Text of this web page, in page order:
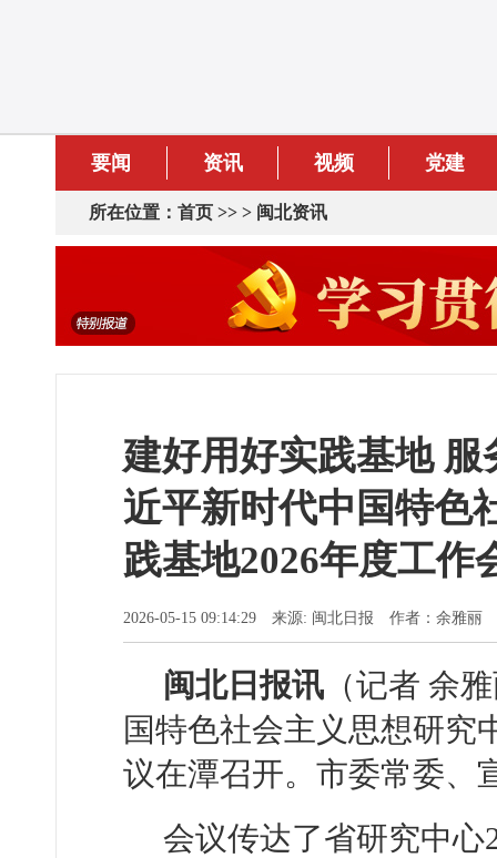
要闻 资讯 视频 党建
所在位置： 首页 >> > 闽北资讯
建好用好实践基地
近平新时代中国特色
践基地2026年度工作
2026-05-15 09:14:29 来源: 闽北日报 作者：余雅丽
闽北日报讯 （记者 余
国特色社会主义思想研究
议在潭召开。市委常委、
会议传达了省研究中心